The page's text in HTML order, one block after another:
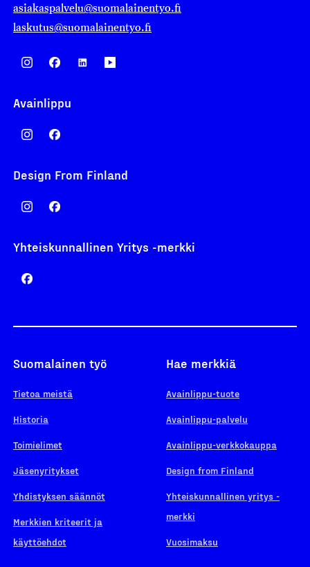
asiakaspalvelu@suomalainentyo.fi
laskutus@suomalainentyo.fi
Avainlippu
Design From Finland
Yhteiskunnallinen Yritys -merkki
Suomalainen työ
Tietoa meistä
Historia
Toimielimet
Jäsenyritykset
Yhdistyksen säännöt
Merkkien kriteerit ja
käyttöehdot
Hae merkkiä
Avainlippu-tuote
Avainlippu-palvelu
Avainlippu-verkkokauppa
Design from Finland
Yhteiskunnallinen yritys -
merkki
Vuosimaksu